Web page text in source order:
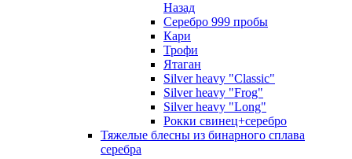
Назад
Серебро 999 пробы
Кари
Трофи
Ятаган
Silver heavy "Classic"
Silver heavy "Frog"
Silver heavy "Long"
Рокки свинец+серебро
Тяжелые блесны из бинарного сплава
серебра